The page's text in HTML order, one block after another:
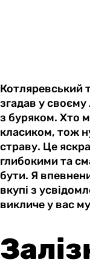
Котляревський
згадав у
з буряком. Хто
класиком, тож
страву. Це
глибокими та
бути. Я
вкупі з
викличе у вас